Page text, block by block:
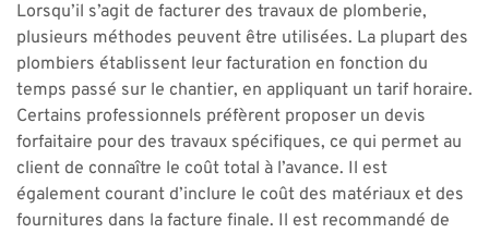
Lorsqu’il s’agit de facturer des travaux de plomberie,
plusieurs méthodes peuvent être utilisées. La plupart des
plombiers établissent leur facturation en fonction du
temps passé sur le chantier, en appliquant un tarif horaire.
Certains professionnels préfèrent proposer un devis
forfaitaire pour des travaux spécifiques, ce qui permet au
client de connaître le coût total à l’avance. Il est
également courant d’inclure le coût des matériaux et des
fournitures dans la facture finale. Il est recommandé de